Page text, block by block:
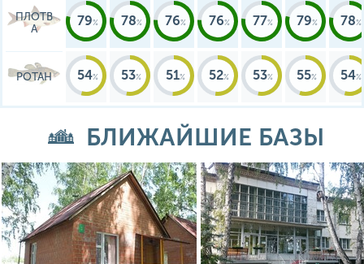
ПЛОТВ
А
79 78 76 76 77 79 78
РОТАН 54 53 51 52 53 55 54
БЛИЖАЙШИЕ БАЗЫ